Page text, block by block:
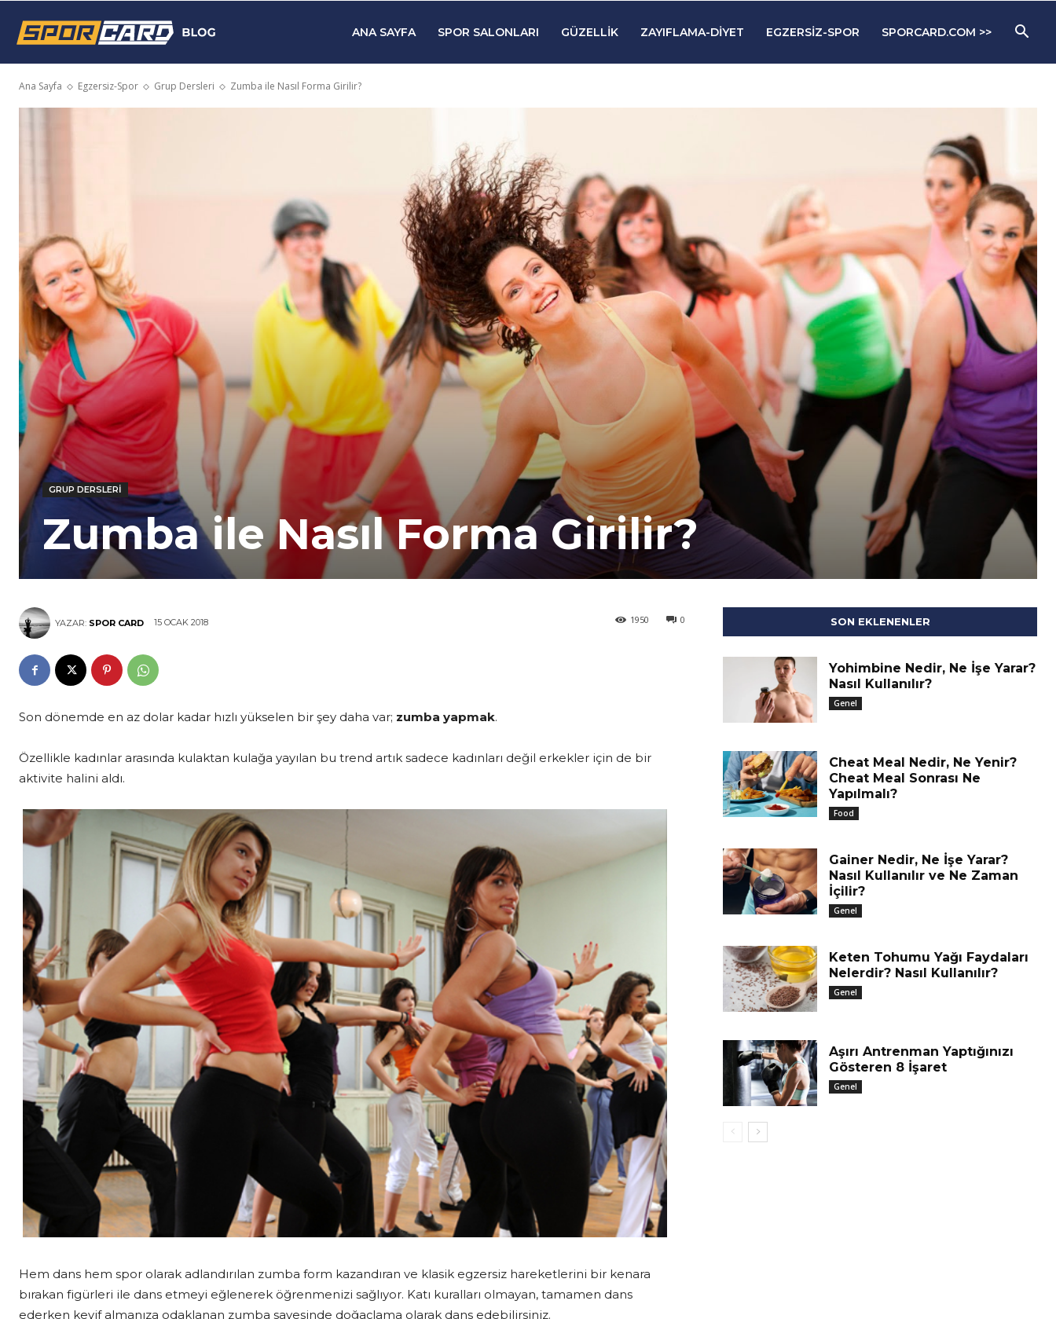
Blog
ANA SAYFA SPOR SALONLARI GÜZELLIK ZAYIFLAMA-DIYET EGZERSIZ-SPOR SPORCARD.COM >>
Ana Sayfa Egzersiz-Spor Grup Dersleri Zumba ile Nasıl Forma Girilir?
GRUP DERSLERI
Zumba ile Nasıl Forma Girilir?
YAZAR: SPOR CARD 15 OCAK 2018 0
1950
Son dönemde en az dolar kadar hızlı yükselen bir şey daha var; zumba yapmak.
Özellikle kadınlar arasında kulaktan kulağa yayılan bu trend artık sadece kadınları değil erkekler için de bir
aktivite halini aldı.
Hem dans hem spor olarak adlandırılan zumba form kazandıran ve klasik egzersiz hareketlerini bir kenara
bırakan figürleri ile dans etmeyi eğlenerek öğrenmenizi sağlıyor. Katı kuralları olmayan, tamamen dans
ederken keyif almanıza odaklanan zumba sayesinde doğaçlama olarak dans edebilirsiniz.
SON EKLENENLER
Yohimbine Nedir, Ne İşe Yarar?
Nasıl Kullanılır?
Genel
Cheat Meal Nedir, Ne Yenir?
Cheat Meal Sonrası Ne
Yapılmalı?
Food
Gainer Nedir, Ne İşe Yarar?
Nasıl Kullanılır ve Ne Zaman
İçilir?
Genel
Keten Tohumu Yağı Faydaları
Nelerdir? Nasıl Kullanılır?
Genel
Aşırı Antrenman Yaptığınızı
Gösteren 8 İşaret
Genel